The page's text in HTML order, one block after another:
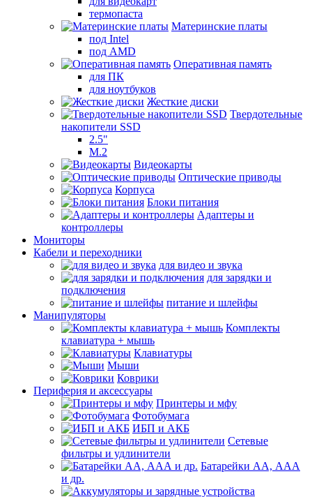
термопаста
Материнские платы
под Intel
под AMD
Оперативная память
для ПК
для ноутбуков
Жесткие диски
Твердотельные
накопители SSD
2.5"
M.2
Видеокарты
Оптические приводы
Корпуса
Блоки питания
Адаптеры и
контроллеры
Мониторы
Кабели и переходники
для видео и звука
для зарядки и
подключения
питание и шлейфы
Манипуляторы
Комплекты
клавиатура + мышь
Клавиатуры
Мыши
Коврики
Периферия и аксессуары
Принтеры и мфу
Фотобумага
ИБП и АКБ
Сетевые
фильтры и удлинители
Батарейки АА, ААА
и др.